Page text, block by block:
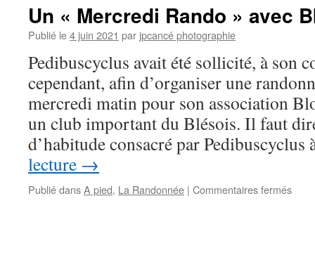
en
nique
Un « Mercredi Rando » avec
Publié le4 juin 2021 par jpcancé photographie
Pedibuscyclus avait été sollicité, à son
cependant, afin d’organiser une
mercredi matin pour son association
un club important du Blésois. Il faut
d’habitude consacré par
lecture →
Publié dansA pied, La Randonnée | Commentaires ferméssur